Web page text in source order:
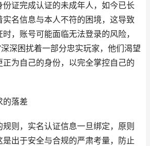
证完成认证的未成年人，如今已长
实名信息与本人不符的困境，这导致
，账号可能面临无法登录的风险，
深困扰着一部分忠实玩家，他们渴望
为自己的身份，以完全掌控自己的
的落差
则，实名认证信息一旦绑定，原则
出于安全与合规的严肃考量，防止